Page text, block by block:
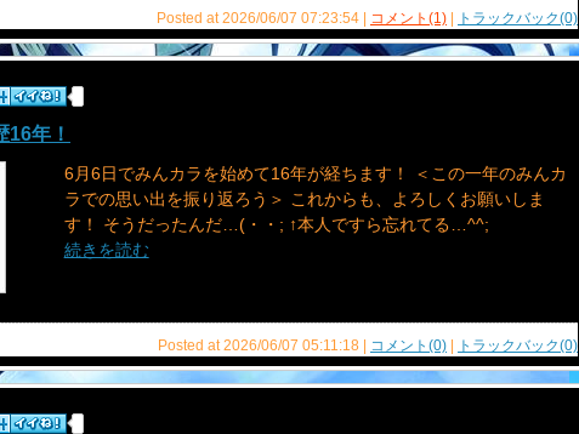
Posted at 2026/06/07 07:23:54 | コメント(1) | トラックバック(0)
16年！
6月6日でみんカラを始めて16年が経ちます！ ＜この一年のみんカ
ラでの思い出を振り返ろう＞ これからも、よろしくお願いしま
す！ そうだったんだ…(・・; ↑本人ですら忘れてる…^^;
続きを読む
Posted at 2026/06/07 05:11:18 | コメント(0) | トラックバック(0)